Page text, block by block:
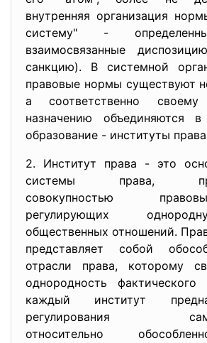
внутренняя организация
систему" -
взаимосвязанные
санкцию). В системной
правовые нормы существуют
а соответственно своему
назначению объединяются
образование - институты
2. Институт права - это
системы права,
совокупностью
регулирующих
общественных отношений.
представляет собой
отрасли права, которому
однородность
каждый институт
регулирования
относительно